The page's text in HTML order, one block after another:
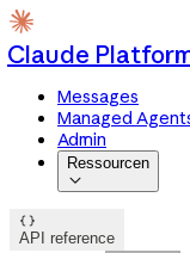
Claude
Messages
Managed
Admin
Ressourcen


API reference